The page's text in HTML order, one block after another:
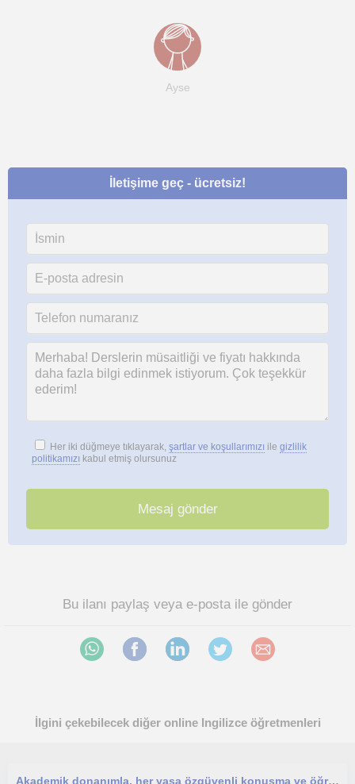
Ayse
İletişime geç - ücretsiz!
Her iki düğmeye tıklayarak, şartlar ve koşullarımızı ile gizlilik
politikamızı kabul etmiş olursunuz
Bu ilanı paylaş veya e-posta ile gönder
İlgini çekebilecek diğer online Ingilizce öğretmenleri
Akademik donanımla, her yaşa özgüvenli konuşma ve öğrenme